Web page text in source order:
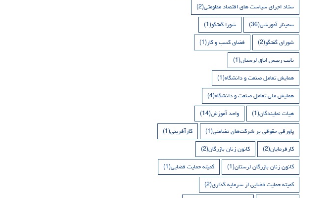
ستاد اجرای سیاست های اقتصاد مقاومتی(2)
سمینار آموزشی(36) شورا گفتگو(1)
شورای گفتگو(2) فضای کسب و کار(1)
نایب رییس اتاق لرستان(1)
همایش تعامل صنعت و دانشگاه(1)
همایش ملی تعامل صنعت و دانشگاه(4)
هیات نمایندگان(1) واحد آموزش(14)
پاورقی حقوقی بر شرکت‌های تضامنی(1) کارآفرینی(1)
کارفرمایان(2) کانون زنان بازرگان(2)
کانون زنان بازرگان لرستان(1) کمیته حمایت قضایی(1)
کمیته حمایت قضایی از سرمایه گذاری(2)